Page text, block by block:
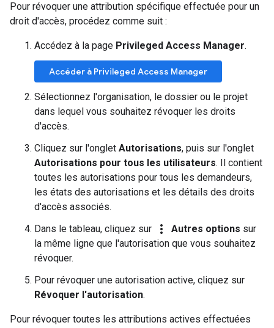
Pour révoquer une attribution spécifique effectuée pour un
droit d'accès, procédez comme suit :
Accédez à la page Privileged Access Manager.
Accéder à Privileged Access Manager
Sélectionnez l'organisation, le dossier ou le projet
dans lequel vous souhaitez révoquer les droits
d'accès.
Cliquez sur l'onglet Autorisations, puis sur l'onglet
Autorisations pour tous les utilisateurs. Il contient
toutes les autorisations pour tous les demandeurs,
les états des autorisations et les détails des droits
d'accès associés.
Dans le tableau, cliquez sur
more_vert Autres options sur
la même ligne que l'autorisation que vous souhaitez
révoquer.
Pour révoquer une autorisation active, cliquez sur
Révoquer l'autorisation.
Pour révoquer toutes les attributions actives effectuées